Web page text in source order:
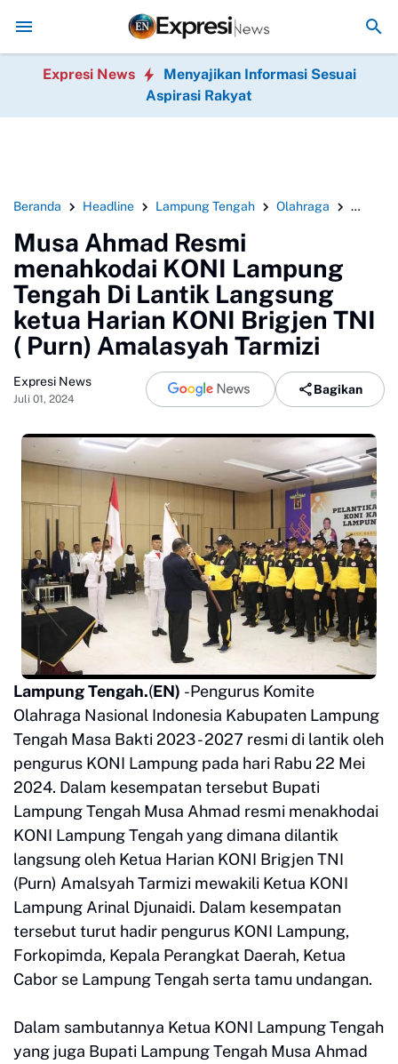
Relawan Putri Zulkifli Hasan (PZH)resmi di lantik , sekaligus Rapat
Expresi News
Menyajikan Informasi Sesuai
Aspirasi Rakyat
Beranda Headline Lampung Tengah Olahraga Slide
Musa Ahmad Resmi
menahkodai KONI Lampung
Tengah Di Lantik Langsung
ketua Harian KONI Brigjen TNI
( Purn) Amalasyah Tarmizi
Expresi News
Juli 01, 2024
Bagikan
Lampung Tengah.(EN) -Pengurus Komite
Olahraga Nasional Indonesia Kabupaten Lampung
Tengah Masa Bakti 2023 - 2027 resmi di lantik oleh
pengurus KONI Lampung pada hari Rabu 22 Mei
2024. Dalam kesempatan tersebut Bupati
Lampung Tengah Musa Ahmad resmi menakhodai
KONI Lampung Tengah yang dimana dilantik
langsung oleh Ketua Harian KONI Brigjen TNI
(Purn) Amalsyah Tarmizi mewakili Ketua KONI
Lampung Arinal Djunaidi. Dalam kesempatan
tersebut turut hadir pengurus KONI Lampung,
Forkopimda, Kepala Perangkat Daerah, Ketua
Cabor se Lampung Tengah serta tamu undangan.
Dalam sambutannya Ketua KONI Lampung Tengah
yang juga Bupati Lampung Tengah Musa Ahmad